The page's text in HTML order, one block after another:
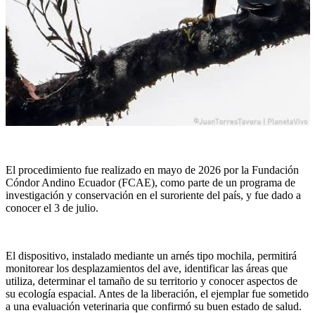
El procedimiento fue realizado en mayo de 2026 por la Fundación
Cóndor Andino Ecuador (FCAE), como parte de un programa de
investigación y conservación en el suroriente del país, y fue dado a
conocer el 3 de julio.
El dispositivo, instalado mediante un arnés tipo mochila, permitirá
monitorear los desplazamientos del ave, identificar las áreas que
utiliza, determinar el tamaño de su territorio y conocer aspectos de
su ecología espacial. Antes de la liberación, el ejemplar fue sometido
a una evaluación veterinaria que confirmó su buen estado de salud.